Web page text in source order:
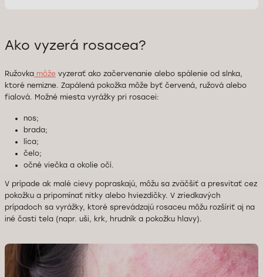
Ako vyzerá rosacea?
Ružovka môže vyzerať ako začervenanie alebo spálenie od slnka,
ktoré nemizne. Zapálená pokožka môže byť červená, ružová alebo
fialová. Možné miesta vyrážky pri rosacei:
nos;
brada;
líca;
čelo;
očné viečka a okolie očí.
V prípade ak malé cievy popraskajú, môžu sa zväčšiť a presvitať cez
pokožku a pripomínať nitky alebo hviezdičky. V zriedkavých
prípadoch sa vyrážky, ktoré sprevádzajú rosaceu môžu rozšíriť aj na
iné časti tela (napr. uši, krk, hrudník a pokožku hlavy).